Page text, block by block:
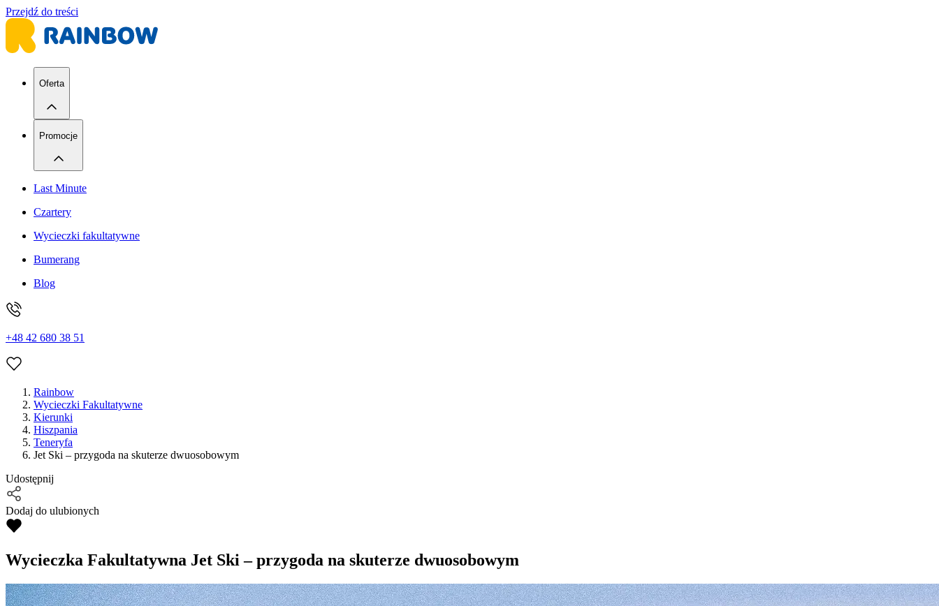
Przejdź do treści
Oferta
Promocje
Last Minute
Czartery
Wycieczki fakultatywne
Bumerang
Blog
+48 42 680 38 51
Rainbow
Wycieczki Fakultatywne
Kierunki
Hiszpania
Teneryfa
Jet Ski – przygoda na skuterze dwuosobowym
Udostępnij
Dodaj do ulubionych
Wycieczka Fakultatywna Jet Ski – przygoda na skuterze dwuosobowym